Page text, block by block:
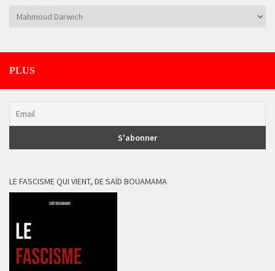
Catégories
PLUS
LE FASCISME QUI VIENT, DE SAÏD BOUAMAMA